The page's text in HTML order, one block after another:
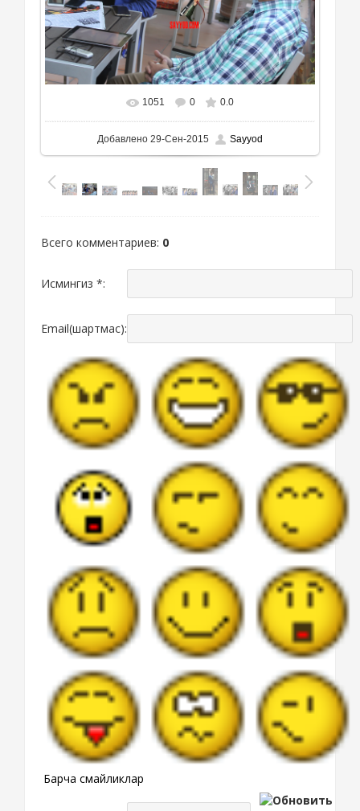
1051 0 0.0
Добавлено 29-Сен-2015 Sayyod
Всего комментариев: 0
Исмингиз *:
Email(шартмас):
Барча смайликлар